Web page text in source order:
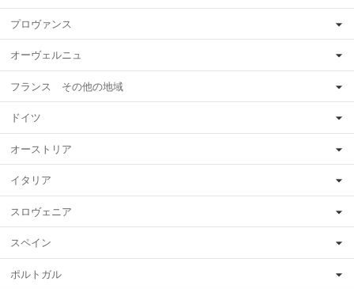
プロヴァンス
オーヴェルニュ
フランス その他の地域
ドイツ
オーストリア
イタリア
スロヴェニア
スペイン
ポルトガル